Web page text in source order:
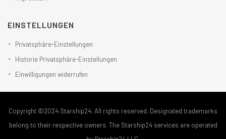
EINSTELLUNGEN
Privatsphäre-Einstellungen
Historie Privatsphäre-Einstellungen
Einwilligungen widerrufen
Copyright ©2024 Starship24. All rights reserved. Designated trademarks
belong to their respective owners. The Starship24 services are operated